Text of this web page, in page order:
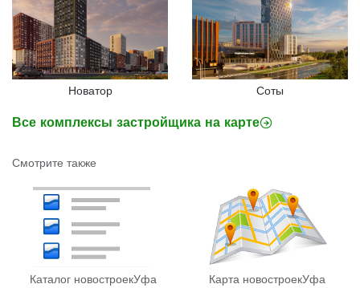
Новатор Соты
Все комплексы застройщика на карте
Смотрите также
Каталог новостроекУфа Карта новостроекУфа